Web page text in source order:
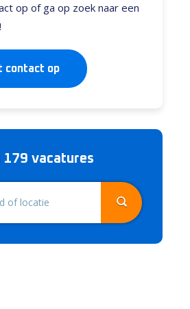
op of ga op zoek naar een
contact op
179 vacatures